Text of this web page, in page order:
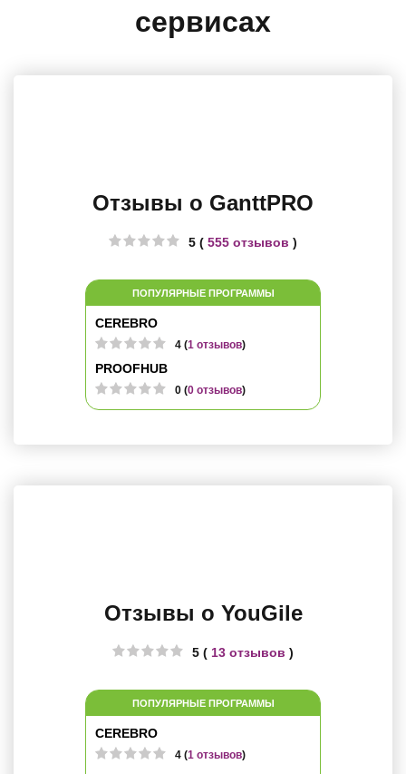
сервисах
Отзывы о GanttPRO
5 ( 555 отзывов )
ПОПУЛЯРНЫЕ ПРОГРАММЫ
CEREBRO
4 (1 отзывов)
PROOFHUB
0 (0 отзывов)
Отзывы о YouGile
5 ( 13 отзывов )
ПОПУЛЯРНЫЕ ПРОГРАММЫ
CEREBRO
4 (1 отзывов)